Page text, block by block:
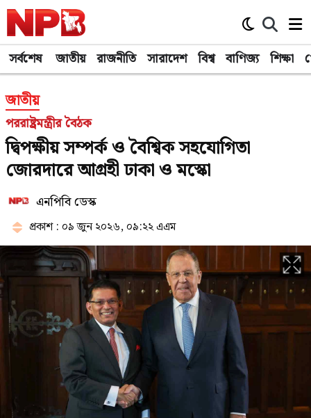
সর্বশেষ জাতীয় রাজনীতি সারাদেশ বিশ্ব বাণিজ্য শিক্ষা
জাতীয়
পররাষ্ট্রমন্ত্রীর বৈঠক
দ্বিপক্ষীয় সম্পর্ক ও বৈশ্বিক সহযোগিতা
জোরদারে আগ্রহী ঢাকা ও মস্কো
এনপিবি ডেস্ক
প্রকাশ : ০৯ জুন ২০২৬, ০৯:২২ এএম